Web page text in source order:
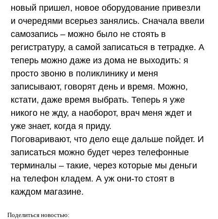
новый пришел, новое оборудование привезли
и очередями всерьез занялись. Сначала ввели
самозапись – можно было не стоять в
регистратуру, а самой записаться в тетрадке. А
теперь можно даже из дома не выходить: я
просто звоню в поликлинику и меня
записывают, говорят день и время. Можно,
кстати, даже время выбрать. Теперь я уже
никого не жду, а наоборот, врач меня ждет и
уже знает, когда я приду.
Поговаривают, что дело еще дальше пойдет. И
записаться можно будет через телефонные
терминалы – такие, через которые мы деньги
на телефон кладем. А уж они-то стоят в
каждом магазине.
Поделиться новостью: